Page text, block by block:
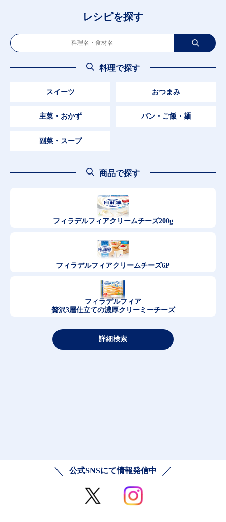
レシピを探す
料理で探す
スイーツ おつまみ
主菜・おかず パン・ご飯・麺
副菜・スープ
商品で探す
フィラデルフィアクリームチーズ200g
フィラデルフィアクリームチーズ6P
フィラデルフィア
贅沢3層仕立ての濃厚クリーミーチーズ
詳細検索
公式SNSにて情報発信中